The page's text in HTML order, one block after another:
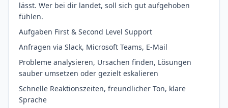
lässt. Wer bei dir landet, soll sich gut aufgehoben
fühlen.
Aufgaben First & Second Level Support
Anfragen via Slack, Microsoft Teams, E-Mail
Probleme analysieren, Ursachen finden, Lösungen
sauber umsetzen oder gezielt eskalieren
Schnelle Reaktionszeiten, freundlicher Ton, klare
Sprache